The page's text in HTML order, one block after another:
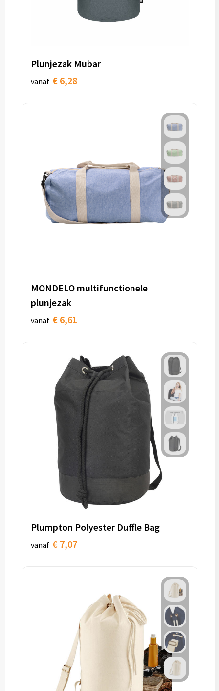
Plunjezak Mubar
vanaf € 6,28
MONDELO multifunctionele
plunjezak
vanaf € 6,61
Plumpton Polyester Duffle Bag
vanaf € 7,07